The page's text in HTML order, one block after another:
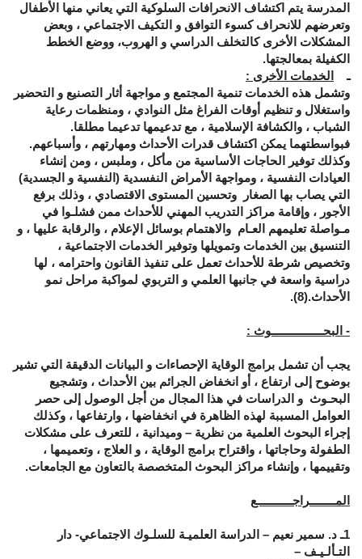
المدرسة يتم اكتشاف الانحرافات السلوكية التي يعاني منها الأطفال
وتعرضهم للانحراف كسوء التوافق و التكيف الاجتماعي ، وبعض
المشكلات الأخرى كالتخلف الدراسي و الهروب، ووضع الخطط
الكفيلة بمعالجتها.
ـ
الخدمات الأخرى :
وتشمل هذه الخدمات تنمية المجتمع و مواجهة أثار التصنيع و التحضير
واستغلال و تنظيم أوقات الفراغ مثل النوادي ، ومنظمات رعاية
الشباب ، والكشافة الإسلامية ، مع تدعيمها تدعيما مطلقا.
فبواسطتهما يمكن اكتشاف قدرات الأحداث ومهارتهم ، وأسباعهم.
وكذلك توفير الحاجات الأساسية من مأكل ، وملبس ، ومن إنشاء
العيادات النفسية ، ومواجهة الأمراض النفسدية (النفسية و الجسدية)
التي يصاب بها الصغار وتحسين المستوى الاقتصادي ، وذلك برفع
الأجور ، وإقامة مراكز التدريب المهني للأحداث ممن فشلـوا في
مـواصلة تعليمهم العـام والاهتمام بوسائل الإعلام ، والرقابة عليها ، و
التنسيق بين الخدمات وتمويلها وتوفير الخدمات الاجتماعية ،
وتخصيص شرطة للأحداث تعمل على تنفيذ القانون واحترامه ، لها
دراسية واسعة في جانبها العلمي و التربوي لمواكبة مراحل نمو
الأحداث.(8).
- البحــــــــــــــــوث :
يجب أن تشمل برامج الوقاية الإحصاءات و البيانات الدقيقة التي تشير
بوضوح إلى ارتفاع ، أو انخفاض الجرائم بين الأحداث ، وتشجيع
البحـوث و الدراسات في هذا المجال من أجل الوصول إلى حصر
العوامل المسببة لهذه الظاهرة في انخفاضها ، وارتفاعها ، وكذلك
إجراء البحوث العلمية من نظرية – وميدانية ، للتعرف على مشكلات
الطفولة وحاجاتها ، واقتراح برامج الوقاية ، و العلاج ، وتعميمها ،
وتقييمها ، وإنشاء مراكز البحوث المتخصصة بالتعاون مع الجامعات.
المــــــــراجـــــــــــع
1ـ د. سمير نعيم – الدراسة العلميـة للسلـوك الاجتماعي- دار
التـألـيـف –